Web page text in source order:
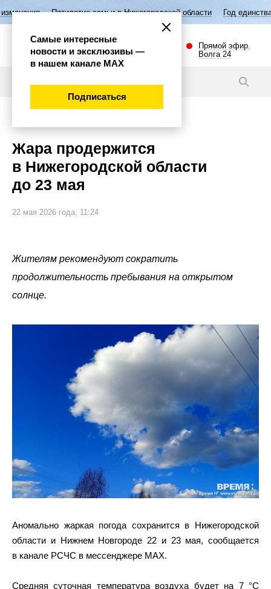
семьи в Нижегородской области Год единства народов России
Прямой эфир.
Волга 24
Жара продержится
в Нижегородской области
до 23 мая
22 мая 2026 года, 11:24
Жителям рекомендуют сократить
продолжительность пребывания на открытом
солнце.
Аномально жаркая погода сохранится в Нижегородской
области и Нижнем Новгороде 22 и 23 мая, сообщается
в канале РСЧС в мессенджере МАХ.
Средняя суточная температура воздуха будет на 7 °C
Самые интересные
новости и эксклюзивы —
в нашем канале МАХ
Подписаться